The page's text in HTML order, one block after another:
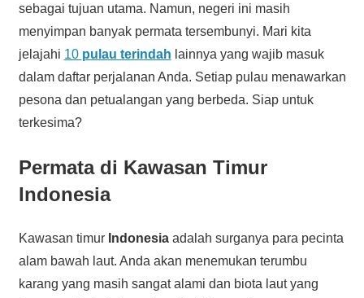
sebagai tujuan utama. Namun, negeri ini masih
menyimpan banyak permata tersembunyi. Mari kita
jelajahi 10 pulau terindah lainnya yang wajib masuk
dalam daftar perjalanan Anda. Setiap pulau menawarkan
pesona dan petualangan yang berbeda. Siap untuk
terkesima?
Permata di Kawasan Timur
Indonesia
Kawasan timur Indonesiaadalah surganya para pecinta
alam bawah laut. Anda akan menemukan terumbu
karang yang masih sangat alami dan biota laut yang